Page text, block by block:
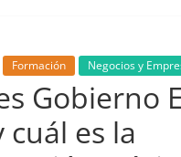
Formación Negocios y
Gobierno
cuál es la